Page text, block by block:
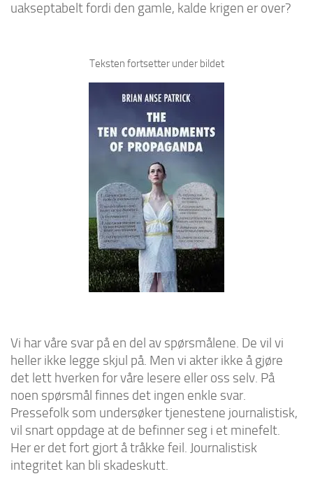
uakseptabelt fordi den gamle, kalde krigen er over?
Teksten fortsetter under bildet
Vi har våre svar på en del av spørsmålene. De vil vi
heller ikke legge skjul på. Men vi akter ikke å gjøre
det lett hverken for våre lesere eller oss selv. På
noen spørsmål finnes det ingen enkle svar.
Pressefolk som undersøker tjenestene journalistisk,
vil snart oppdage at de befinner seg i et minefelt.
Her er det fort gjort å tråkke feil. Journalistisk
integritet kan bli skadeskutt.